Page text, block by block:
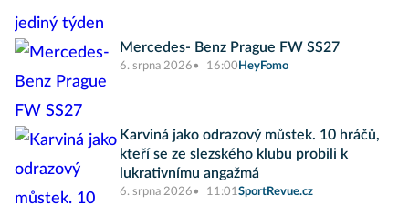
Mercedes- Benz Prague FW SS27
6. srpna 2026 16:00 HeyFomo
Karviná jako odrazový můstek. 10 hráčů,
kteří se ze slezského klubu probili k
lukrativnímu angažmá
6. srpna 2026 11:01SportRevue.cz